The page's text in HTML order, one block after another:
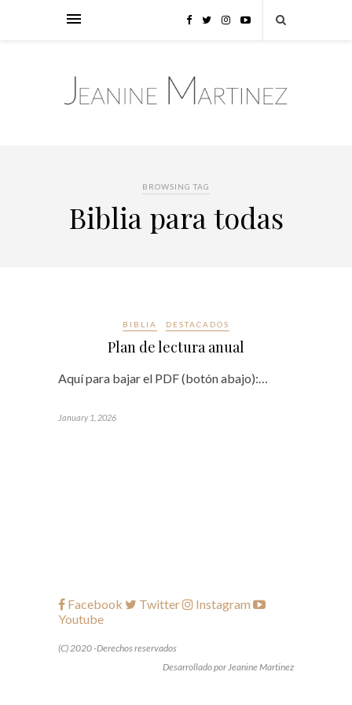
BROWSING TAG
Biblia para todas
BIBLIA DESTACADOS
Plan de lectura anual
Aquí para bajar el PDF (botón abajo):…
January 1, 2026
Facebook Twitter
Instagram
Youtube
(C) 2020 -Derechos reservados
Desarrollado por Jeanine Martinez